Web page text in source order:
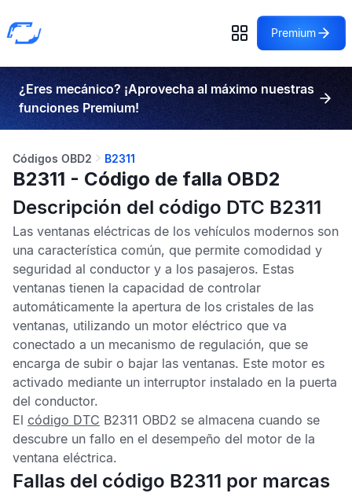
Premium
¿Eres mecánico? ¡Aprovecha al máximo nuestras
funciones Premium!
Códigos OBD2 B2311
B2311 - Código de falla OBD2
Descripción del código DTC B2311
Las ventanas eléctricas de los vehículos modernos son
una característica común, que permite comodidad y
seguridad al conductor y a los pasajeros. Estas
ventanas tienen la capacidad de controlar
automáticamente la apertura de los cristales de las
ventanas, utilizando un motor eléctrico que va
conectado a un mecanismo de regulación, que se
encarga de subir o bajar las ventanas. Este motor es
activado mediante un interruptor instalado en la puerta
del conductor.
El código DTC B2311 OBD2 se almacena cuando se
descubre un fallo en el desempeño del motor de la
ventana eléctrica.
Fallas del código B2311 por marcas